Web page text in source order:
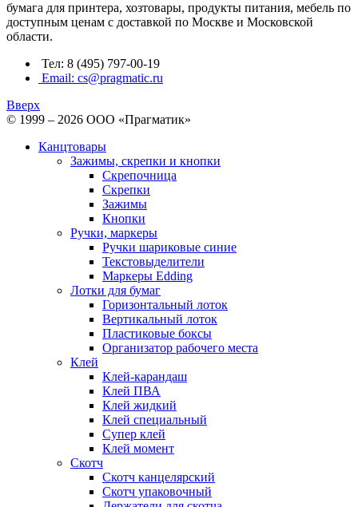
бумага для принтера, хозтовары, продукты питания, мебель по
доступным ценам с доставкой по Москве и Московской
области.
Тел: 8 (495) 797-00-19
Email: cs@pragmatic.ru
Вверх
© 1999 – 2026 ООО «Прагматик»
Канцтовары
Зажимы, скрепки и кнопки
Скрепочница
Скрепки
Зажимы
Кнопки
Ручки, маркеры
Ручки шариковые синие
Текстовыделители
Маркеры Edding
Лотки для бумаг
Горизонтальный лоток
Вертикальный лоток
Пластиковые боксы
Организатор рабочего места
Клей
Клей-карандаш
Клей ПВА
Клей жидкий
Клей специальный
Супер клей
Клей момент
Скотч
Скотч канцелярский
Скотч упаковочный